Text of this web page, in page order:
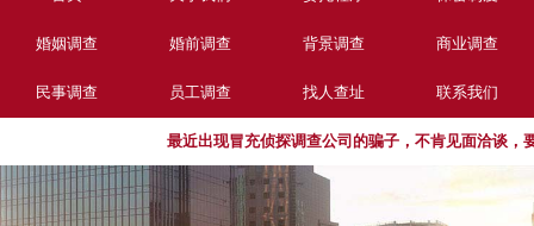
婚姻调查 婚前调查 背景调查 商业调查
民事调查 员工调查 找人查址 联系我们
最近出现冒充侦探调查公司的骗子，不肯见面洽谈，要